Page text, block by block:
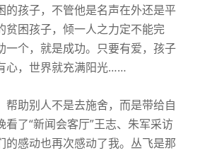
的孩子，不管他是名声在外还是平
贫困孩子，倾一人之力定不能完
一个，就是成功。只要有爱，孩子
心，世界就充满阳光……
帮助别人不是去施舍，而是带给自
看了“新闻会客厅”王志、朱军采访
的感动也再次感动了我。丛飞是那